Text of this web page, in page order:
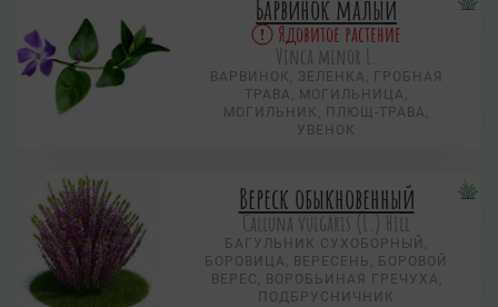
Барвинок малый
Ядовитое растение
Vinca minor L.
ВАРВИНОК, ЗЕЛЕНКА, ГРОБНАЯ
ТРАВА, МОГИЛЬНИЦА,
МОГИЛЬНИК, ПЛЮЩ-ТРАВА,
УВЕНОК
Вереск обыкновенный
Calluna vulgaris (L.) Hill
БАГУЛЬНИК СУХОБОРНЫЙ,
БОРОВИЦА, ВЕРЕСЕНЬ, БОРОВОЙ
ВЕРЕС, ВОРОБЬИНАЯ ГРЕЧУХА,
ПОДБРУСНИЧНИК